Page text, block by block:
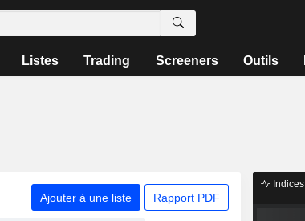
Listes Trading Screeners Outils
Ajouter à une liste Rapport PDF
Indices